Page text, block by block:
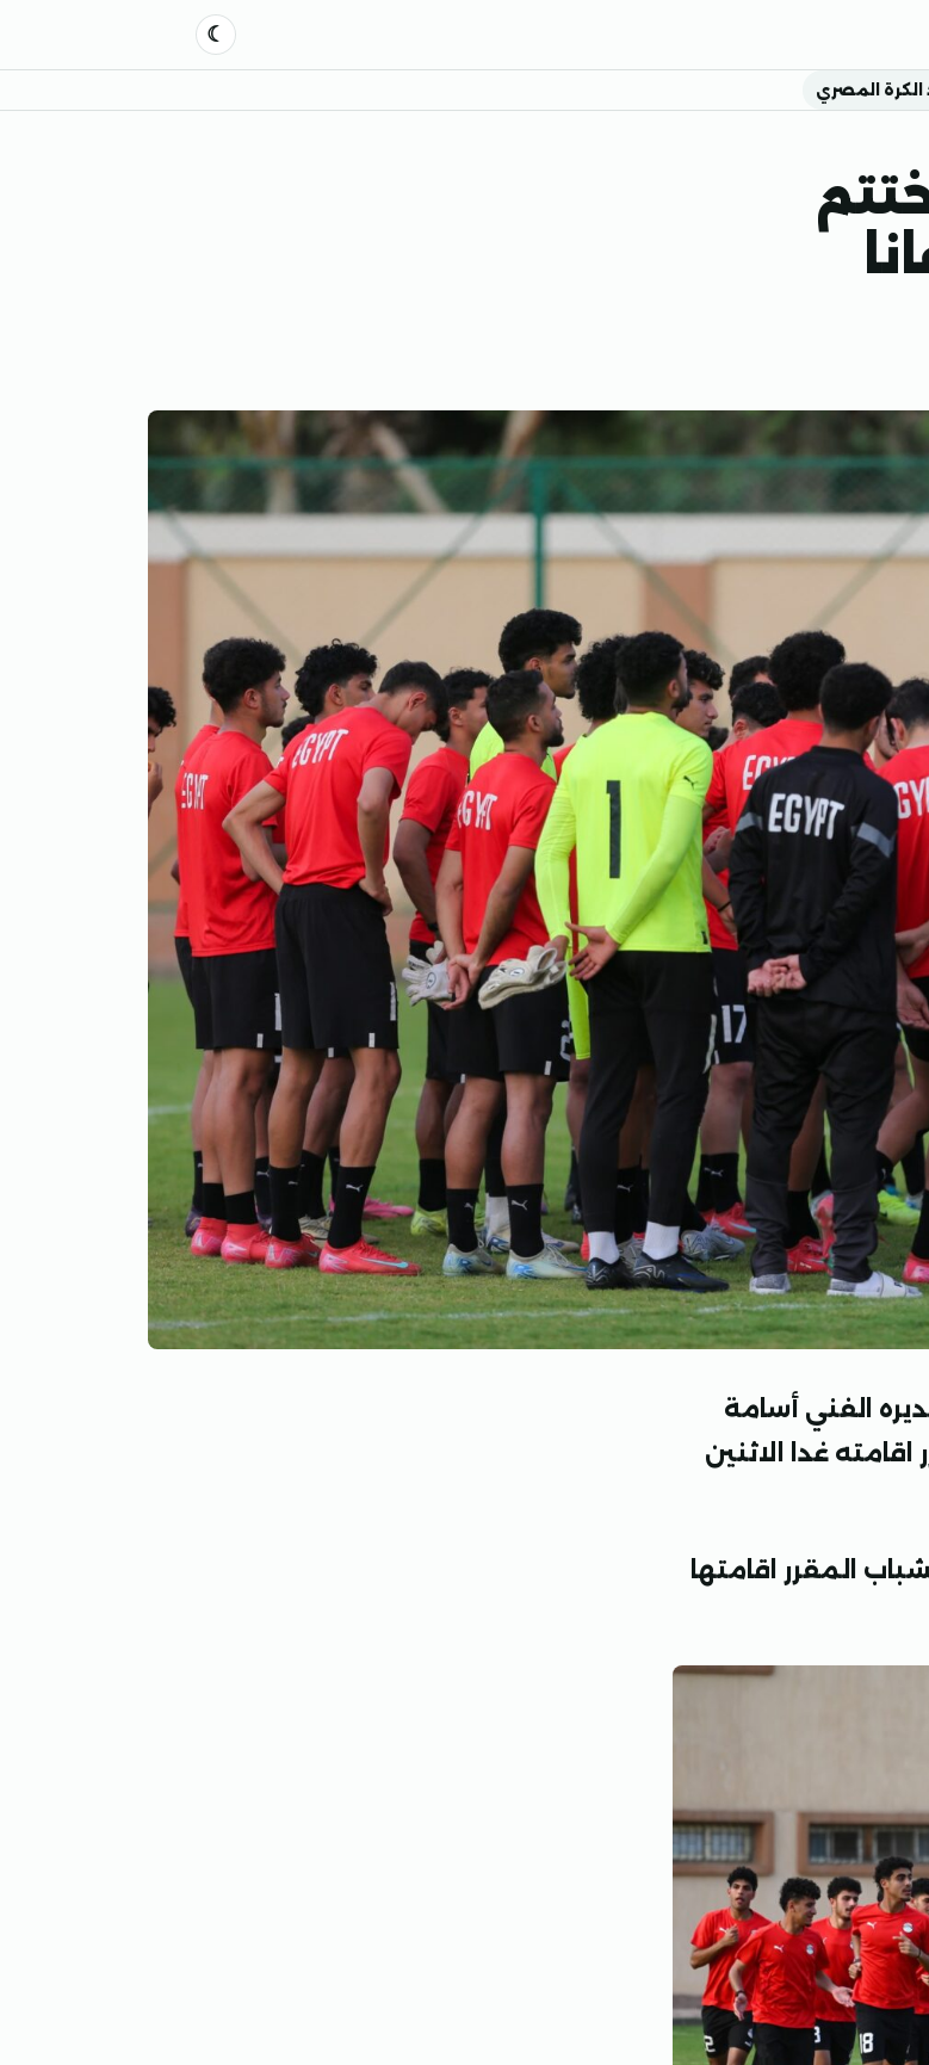
الكرة المصري
سنة يختتم
تحت 20 سنة بقيادة مديره الفني أسامة
اقامته غدا الاثنين
المقرر اقامتها